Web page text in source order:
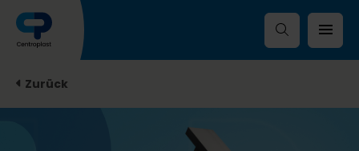
Zurück